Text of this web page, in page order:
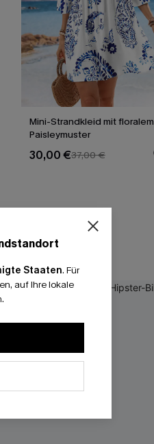
Mini-Strandkleid mit floralem
Paisleymuster
30,00 €37,00 €
Staaten. Für
auf Ihre lokale